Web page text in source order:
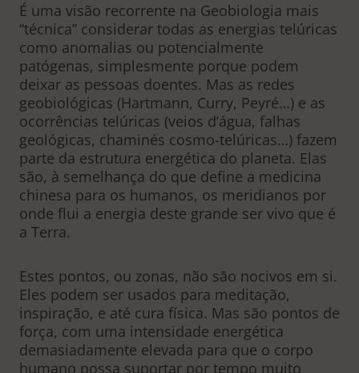
É uma visão recorrente na Geobiologia mais
“técnica” considerar todas as energias telúricas
como anomalias ou potencialmente
patógenas, simplesmente porque podem
deixar as pessoas doentes. Mas as redes
geobiológicas (Hartmann, Curry, Peyré…) e as
ocorrências telúricas (veios d’água, falhas
geológicas, chaminés cosmo-telúricas…) fazem
parte da estrutura energética do planeta. Elas
são, à semelhança do que define a medicina
chinesa para os humanos, os meridianos por
onde flui a energia deste grande ser vivo que é
a Terra.
Estes pontos, ou zonas, não são nocivos em si.
Eles podem ser usados para meditação,
inspiração, e até cura física. Mas são pontos de
força, com uma intensidade energética
demasiadamente elevada para que o corpo
humano possa suportar por tempo muito